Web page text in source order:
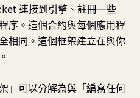
連接到引擎、註冊一些
序。這個合約與每個應用程
相同。這個框架建立在與你
」可以分解為與「編寫任何